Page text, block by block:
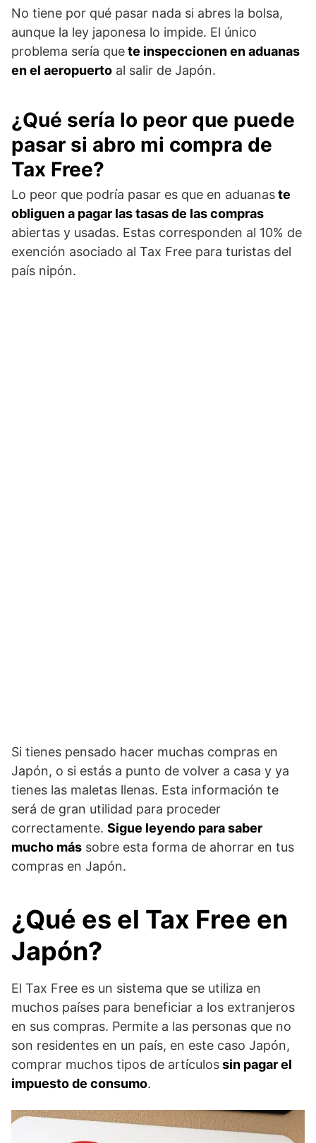
No tiene por qué pasar nada si abres la bolsa,
aunque la ley japonesa lo impide. El único
problema sería quete inspeccionen en aduanas
en el aeropuerto al salir de Japón.
¿Qué sería lo peor que puede
pasar si abro mi compra de
Tax Free?
Lo peor que podría pasar es que en aduanaste
obliguen a pagar las tasas de las compras
abiertas y usadas. Estas corresponden al 10% de
exención asociado al Tax Free para turistas del
país nipón.
Si tienes pensado hacer muchas compras en
Japón, o si estás a punto de volver a casa y ya
tienes las maletas llenas. Esta información te
será de gran utilidad para proceder
correctamente. Sigue leyendo para saber
mucho más sobre esta forma de ahorrar en tus
compras en Japón.
¿Qué es el Tax Free en
Japón?
El Tax Free es un sistema que se utiliza en
muchos países para beneficiar a los extranjeros
en sus compras. Permite a las personas que no
son residentes en un país, en este caso Japón,
comprar muchos tipos de artículossin pagar el
impuesto de consumo.